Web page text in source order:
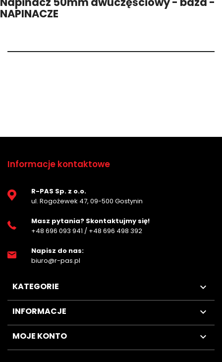
NAPINACZE
Informacje kontaktowe
R-PAS Sp. z o.o.
ul. Rogożewek 47, 09-500 Gostynin
Masz pytania? Skontaktujmy się!
+48 696 093 941 / +48 696 498 392
Napisz do nas:
biuro@r-pas.pl
KATEGORIE 
INFORMACJE 
MOJE KONTO 